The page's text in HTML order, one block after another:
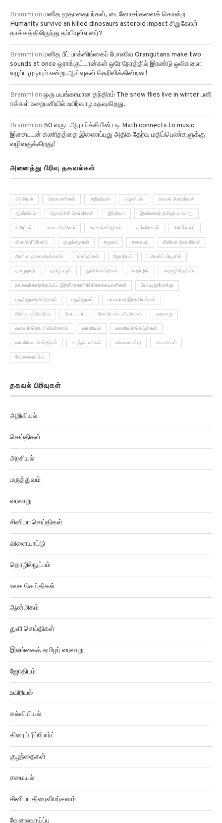
Humanity survive an killed dinosaurs asteroid impact சிறுகோள்
தாக்கத்திலிருந்து தப்பியுள்ளனர்?
Brammionமனித பீட் பாக்ஸிங்கைப் போலவே Orangutans make two
sounds at once ஒராங்குட்டான்கள் ஒரே நேரத்தில் இரண்டு ஒலிகளை
எழுப்ப முடியும் என்று ஆய்வுகள் தெரிவிக்கின்றன!
Brammionஒரு பயங்கரமான தந்திரம் The snow flies live in winter பனி
ஈக்கள் உறைபனியில் உயிர்வாழ உதவுகிறது.
Brammion50 வருட ஆராய்ச்சியின் படி Math connects to music
இசையுடன் கணிதத்தை இணைப்பது அதிக தேர்வு மதிப்பெண்களுக்கு
வழிவகுக்கிறது!
ஆன்மிகம் ஆராய்ச்சி செய்திகள் இந்தியா இலங்கைத் தமிழர் வரலாறு
உயிரியல் உலக அரசியல் உலக செய்திகள் கல்வியியல் கிரிக்கெட்
கிரைம் ரிப்போர்ட் குழந்தைகள் சமூகம் சமையல் சினிமா செய்திகள்
சினிமா திரைவிமர்சனம் செய்திகள் ஜோதிடம் ட்ரெண்ட் மியூசிக்
தமிழநாடு தமிழ் ஈழம் துளி செய்திகள் தொழில் தொழில்நுட்பம்
நல்லவர்களாக்கப்பட்ட இந்திராகாந்தி கொலையாளிகள் பொழுதுபோக்கு
மருத்துவ செய்திகள் மருத்துவம் மாயமான இரகசியங்கள்
மின் வாக்கெடுப்பு மோட்டார் லேட்டெஸ்ட் வீடியோஸ் வரலாறு
வலைத் தொடர் விமர்சனம் வானியல் வானியல் செய்திகள்
வானிலை செய்திகள் விஞ்ஞானிகள் விளையாட்டு விவசாயம்
வேலைவாய்ப்பு
செய்திகள்
அரசியல்
மருத்துவம்
வரலாறு
சினிமா செய்திகள்
விளையாட்டு
தொழில்நுட்பம்
உலக செய்திகள்
ஆன்மிகம்
துளி செய்திகள்
இலங்கைத் தமிழர் வரலாறு
ஜோதிடம்
உயிரியல்
கல்வியியல்
கிரைம் ரிப்போர்ட்
குழந்தைகள்
சமையல்
சினிமா திரைவிமர்சனம்
வேலைவாய்ப்பு